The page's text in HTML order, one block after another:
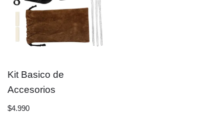
Kit Basico de
Accesorios
$4.990